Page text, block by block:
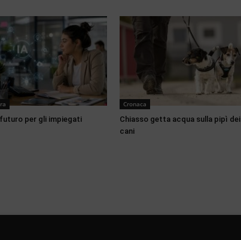
futuro per gli impiegati
Cronaca
Chiasso getta acqua sulla pipì dei
cani